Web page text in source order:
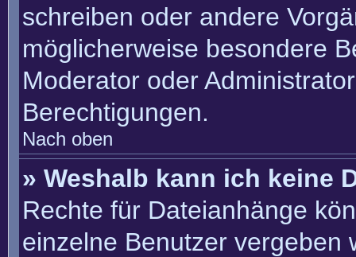
schreiben oder andere
möglicherweise besondere
Moderator oder
Berechtigungen.
Nach oben
» Weshalb kann ich keine
Rechte für Dateianhänge
einzelne Benutzer vergeben